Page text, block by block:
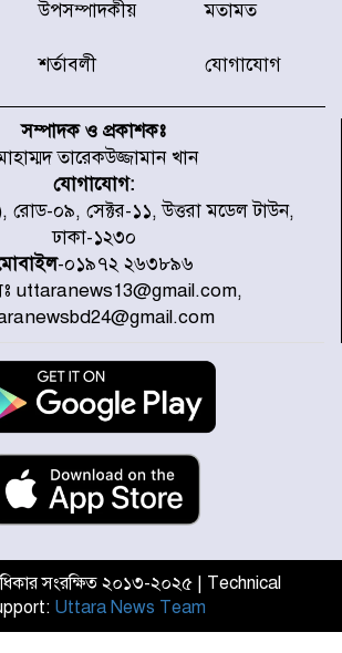
রাজধানীর উত্তরা আঞ্চলিক পাসপোর্ট
সদস্যকে বিভিন্ন মেয়াদে সাজা প্রদান
করেছে র‌্যাব-১
হরমুজ প্রণালি নিয়ে ওমানের সঙ্গে চুক্তি
চূড়ান্ত পর্যায়ে : ইরান
প্রত্যেক অপরাধীর বিচার এ দেশেই
হবে, সে যত শক্তিশালীই হোক না কেন,
চট্টগ্রামে জুলাই গণঅভ্যুত্থান দিবসে
প্রতিমন্ত্রী মীর হেলাল
আগামী ৫ দিন বৃষ্টির আভাস
হাসিনার বক্তব্য প্রচারে ভারতের সমর্থন
নেই
জুলাই গণঅভ্যুত্থানে আহত যোদ্ধা
উত্তরায় জুলাই গণঅভ্যুত্থানের ৯২
উপসম্পাদকীয় মতামত
শর্তাবলী যোগাযোগ
সম্পাদক ও প্রকাশকঃ
তারেকউজ্জামান খান
যোগাযোগ:
রোড-০৯, সেক্টর-১১, উত্তরা মডেল টাউন,
ঢাকা-১২৩০
-০১৯৭২ ২৬৩৮৯৬
uttaranews13@gmail.com,
সংরক্ষিত ২০১৩-২০২৫ | Technical
Uttara News Team